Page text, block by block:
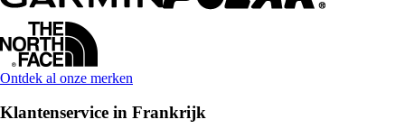
Ontdek al onze merken
Klantenservice in Frankrijk